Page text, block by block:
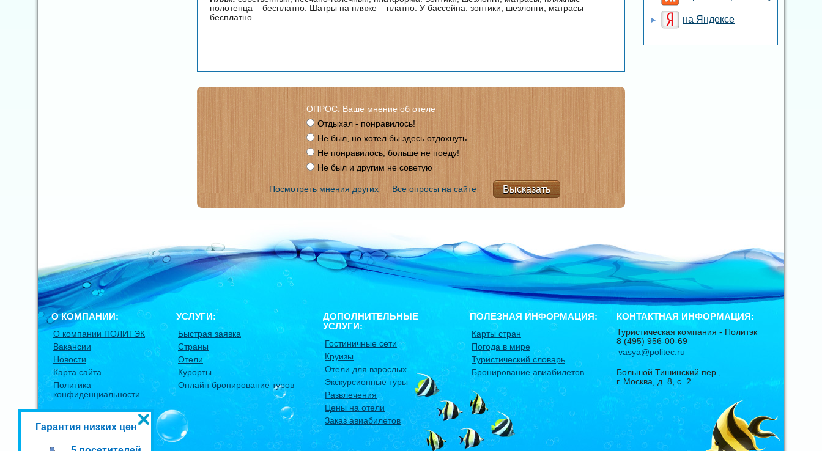
полотенца – бесплатно. Шатры на пляже – платно. У бассейна: зонтики, шезлонги, матрасы –
бесплатно.
ОПРОС: Ваше мнение об отеле
Отдыхал - понравилось!
Не был, но хотел бы здесь отдохнуть
Не понравилось, больше не поеду!
Не был и другим не советую
Посмотреть мнения других Все опросы на сайте
на Яндексе
О КОМПАНИИ:
О компании ПОЛИТЭК
Вакансии
Новости
Карта сайта
Политика
конфиденциальности
УСЛУГИ:
Быстрая заявка
Страны
Отели
Курорты
Онлайн бронирование туров
ДОПОЛНИТЕЛЬНЫЕ
УСЛУГИ:
Гостиничные сети
Круизы
Отели для взрослых
Экскурсионные туры
Развлечения
Цены на отели
Заказ авиабилетов
ПОЛЕЗНАЯ ИНФОРМАЦИЯ:
Карты стран
Погода в мире
Туристический словарь
Бронирование авиабилетов
КОНТАКТНАЯ ИНФОРМАЦИЯ:
Туристическая компания - Политэк
8 (495) 956-00-69
vasya@politec.ru
Большой Тишинский пер.,
г. Москва
д. 8, с. 2
Гарантия низких цен